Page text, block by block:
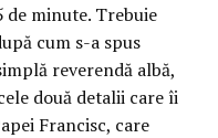
de minute. Trebuie
cum s-a spus
reverendă albă,
două detalii care îi
Francisc, care